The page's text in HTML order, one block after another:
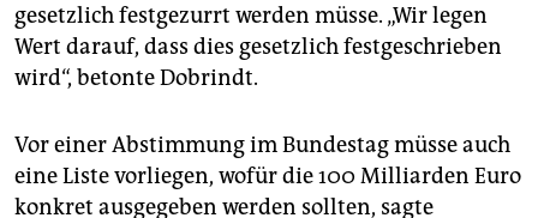
gesetzlich festgezurrt werden müsse. „Wir legen
Wert darauf, dass dies gesetzlich festgeschrieben
wird“, betonte Dobrindt.
Vor einer Abstimmung im Bundestag müsse auch
eine Liste vorliegen, wofür die 100 Milliarden Euro
konkret ausgegeben werden sollten, sagte